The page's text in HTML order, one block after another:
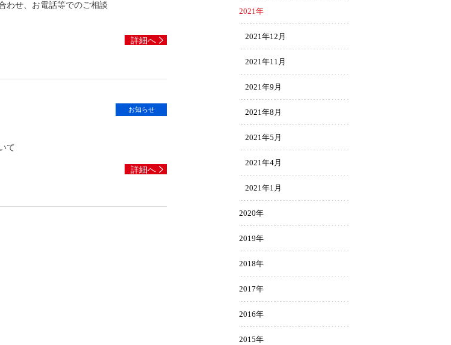
わせ、お電話等でのご相談
詳細へ
て
お知らせ
詳細へ
2021年
2021年12月
2021年11月
2021年9月
2021年8月
2021年5月
2021年4月
2021年1月
2020年
2019年
2018年
2017年
2016年
2015年